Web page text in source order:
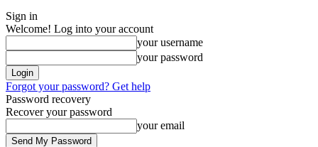
Sign in
Welcome! Log into your account
your username
your password
Forgot your password? Get help
Password recovery
Recover your password
your email